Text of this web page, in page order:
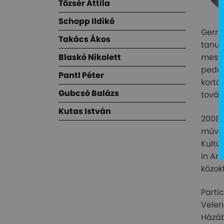
Tőzsér Attila
Schopp Ildikó
Takács Ákos
Blaskó Nikolett
Pantl Péter
Gubcsó Balázs
Kutas István
2008
in